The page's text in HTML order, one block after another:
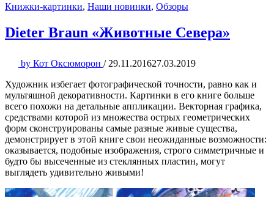
Книжки-картинки, Наши новинки, Обзоры
Dieter Braun «Животные Севера»
by Кот Оксюморон / 29.11.201627.03.2019
Художник избегает фотографической точности, равно как и
мультяшной декоративности. Картинки в его книге больше
всего похожи на детальные аппликации. Векторная графика,
средствами которой из множества острых геометрических
форм сконструированы самые разные живые существа,
демонстрирует в этой книге свои неожиданные возможности:
оказывается, подобные изображения, строго симметричные и
будто бы высеченные из стеклянных пластин, могут
выглядеть удивительно живыми!